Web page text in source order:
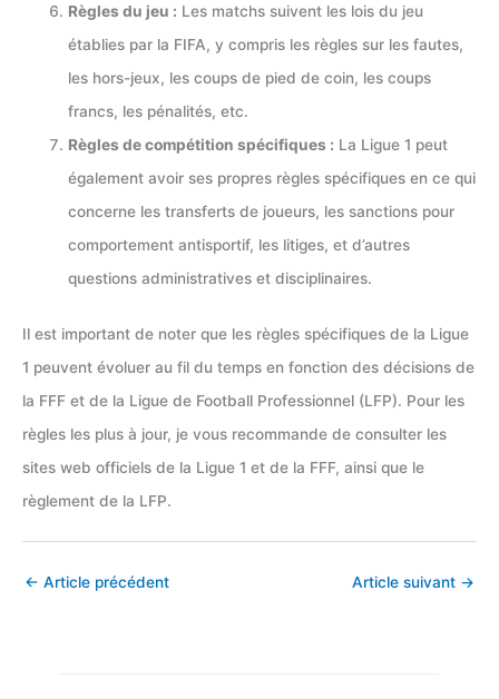
Règles du jeu : Les matchs suivent les lois du jeu
établies par la FIFA, y compris les règles sur les fautes,
les hors-jeux, les coups de pied de coin, les coups
francs, les pénalités, etc.
Règles de compétition spécifiques : La Ligue 1 peut
également avoir ses propres règles spécifiques en ce qui
concerne les transferts de joueurs, les sanctions pour
comportement antisportif, les litiges, et d’autres
questions administratives et disciplinaires.
Il est important de noter que les règles spécifiques de la Ligue
1 peuvent évoluer au fil du temps en fonction des décisions de
la FFF et de la Ligue de Football Professionnel (LFP). Pour les
règles les plus à jour, je vous recommande de consulter les
sites web officiels de la Ligue 1 et de la FFF, ainsi que le
règlement de la LFP.
← Article précédent Article suivant →